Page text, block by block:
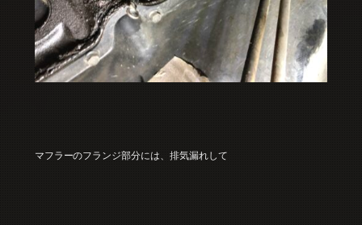
マフラーのフランジ部分には、排気漏れして